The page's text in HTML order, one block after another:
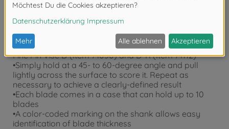
•Fine Engraving Blade x1
•Total length: 25mm. Shank diameter: 2mm
•Recommended for use with dedicated holder Item
74139 Engraving Blade Holder. Also, compatible with
Fine Pin Vise D (Item 74050) and D-R (Item 74112)
•Simply hold at a 45- to 60-degree angle and pull
lightly across the surface to score it. Repeat as
necessary to achieve a clearly-defined result
•Each blade comes in a case that can hold up to 10
blades
•A color-coded marking on the shank allows easy
identification of blade thickness